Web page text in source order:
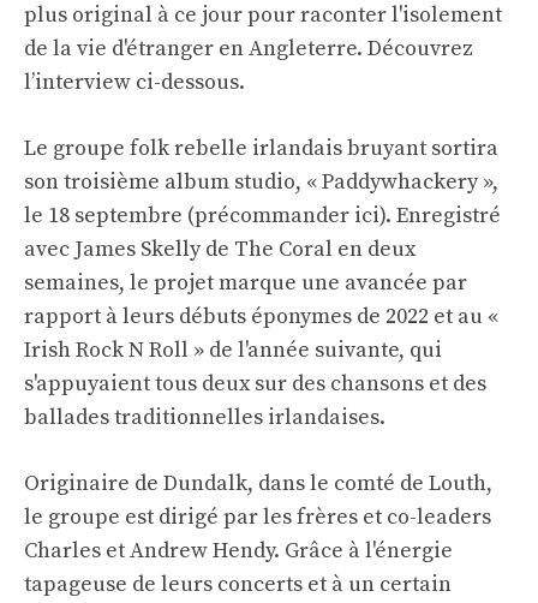
plus original à ce jour pour raconter l'isolement
de la vie d'étranger en Angleterre. Découvrez
l’interview ci-dessous.
Le groupe folk rebelle irlandais bruyant sortira
son troisième album studio, « Paddywhackery »,
le 18 septembre (précommander ici). Enregistré
avec James Skelly de The Coral en deux
semaines, le projet marque une avancée par
rapport à leurs débuts éponymes de 2022 et au «
Irish Rock N Roll » de l'année suivante, qui
s'appuyaient tous deux sur des chansons et des
ballades traditionnelles irlandaises.
Originaire de Dundalk, dans le comté de Louth,
le groupe est dirigé par les frères et co-leaders
Charles et Andrew Hendy. Grâce à l'énergie
tapageuse de leurs concerts et à un certain